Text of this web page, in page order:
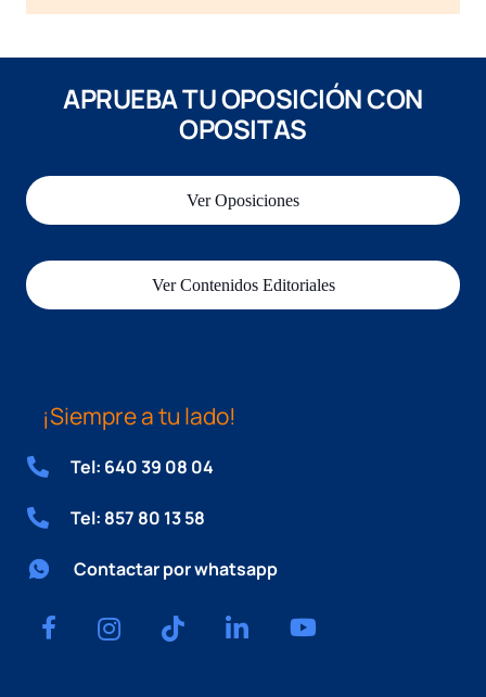
APRUEBA TU OPOSICIÓN CON
OPOSITAS
Ver Oposiciones
Ver Contenidos Editoriales
¡Siempre a tu lado!
Tel: 640 39 08 04
Tel: 857 80 13 58
Contactar por whatsapp